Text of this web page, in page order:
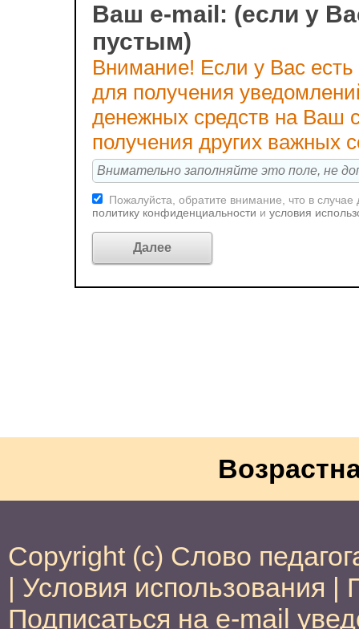
Ваш e-mail: (если у
пустым)
Внимание! Если у Вас
для получения
денежных средств на Ваш
получения других важных
Пожалуйста, обратите внимание, что в
политику конфиденциальности и условия
Copyright (c) Слово
| Условия использования |
Подписаться на e-mail